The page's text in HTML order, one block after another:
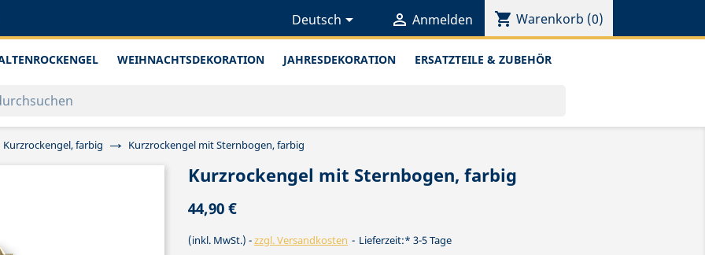
Deutsch  Anmelden shopping_cart Warenkorb (0)
WEIHNACHTSDEKORATION JAHRESDEKORATION ERSATZTEILE & ZUBEHÖR
Kurzrockengel, farbig Kurzrockengel mit Sternbogen, farbig
Kurzrockengel mit Sternbogen, farbig
44,90 €
(inkl. MwSt.) zzgl. Versandkosten Lieferzeit:* 3-5 Tage